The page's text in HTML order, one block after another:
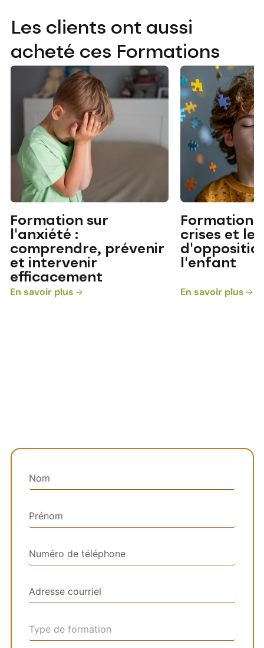
Les clients ont aussi
acheté ces Formations
Formation sur
l'anxiété :
comprendre, prévenir
et intervenir
efficacement
En savoir plus
Formation
crises et le
l'enfant
En savoir plus